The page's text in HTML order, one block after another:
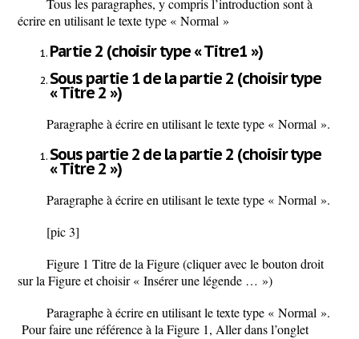
Tous les paragraphes, y compris l’introduction sont à
écrire en utilisant le texte type « Normal »
Partie 2 (choisir type « Titre1 »)
Sous partie 1 de la partie 2 (choisir type
« Titre 2 »)
Paragraphe à écrire en utilisant le texte type « Normal ».
Sous partie 2 de la partie 2 (choisir type
« Titre 2 »)
Paragraphe à écrire en utilisant le texte type « Normal ».
[pic 3]
Figure 1 Titre de la Figure (cliquer avec le bouton droit
sur la Figure et choisir « Insérer une légende … »)
Paragraphe à écrire en utilisant le texte type « Normal ».
Pour faire une référence à la Figure 1, Aller dans l’onglet